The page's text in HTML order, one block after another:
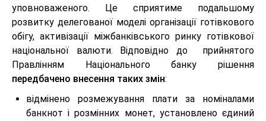
уповноваженого. Це сприятиме подальшому
розвитку делегованої моделі організації готівкового
обігу, активізації міжбанківського ринку готівкової
національної валюти. Відповідно до прийнятого
Правлінням Національного банку рішення
передбачено внесення таких змін:
відмінено розмежування плати за номіналами
банкнот і розмінних монет, установлено єдиний